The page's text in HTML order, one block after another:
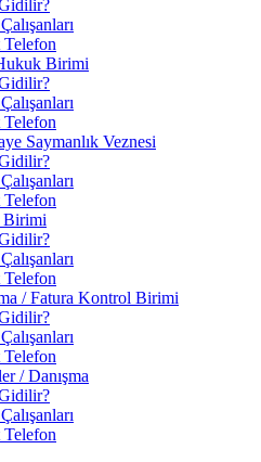
Birimi
Saymanlık Veznesi
Birimi
/ Fatura Kontrol Birimi
/ Danışma